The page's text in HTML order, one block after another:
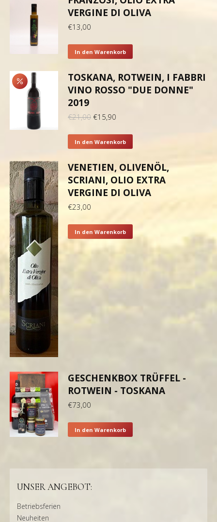
VERGINE DI OLIVA
€13,00
In den Warenkorb
TOSKANA, ROTWEIN, I FABBRI
VINO ROSSO "DUE DONNE"
2019
€21,00 Ursprünglicher
war:
€21,00
€15,90
ist:
€15,90.
In den Warenkorb
VENETIEN, OLIVENÖL,
SCRIANI, OLIO EXTRA
VERGINE DI OLIVA
€23,00
In den Warenkorb
GESCHENKBOX TRÜFFEL -
ROTWEIN - TOSKANA
€73,00
In den Warenkorb
UNSER ANGEBOT:
Betriebsferien
Neuheiten